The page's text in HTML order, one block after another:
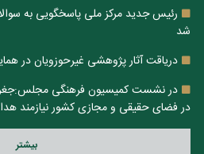
رئیس جدید مرکز ملی پاسخگویی به
شد
دریاقت آثار پژوهشی غیرحوزویان در
در نشست کمیسیون فرهنگی
در فضای حقیقی و مجازی کشور نیازمند
بيشتر